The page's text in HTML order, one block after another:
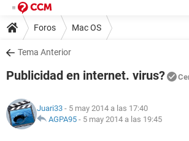
Foros Mac OS
Tema Anterior
Publicidad en internet. virus?
Juari33 - 5 may 2014 a las 17:40
AGPA95 - 5 may 2014 a las 19:45